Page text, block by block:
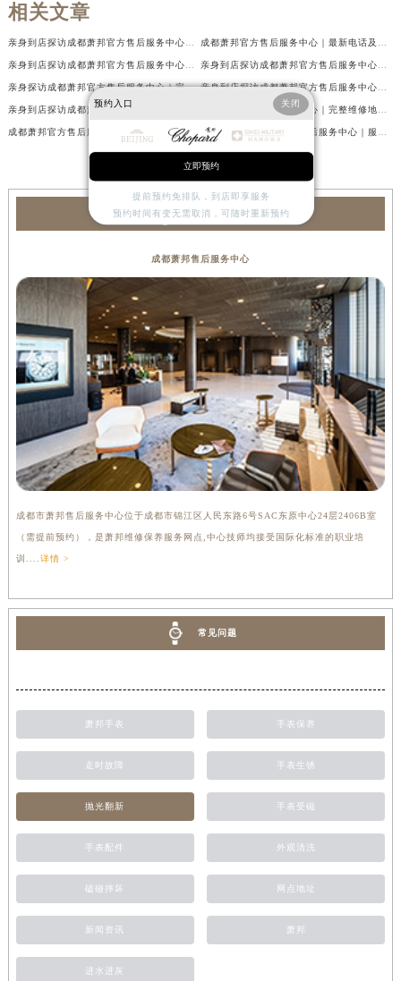
相关文章
亲身探访成都萧邦官方售后服务中心｜完整网点地址及官方热线（2026年7月最新）
成都萧邦官方售后服务中心｜完整官方电话和网点地址权威信息公示（2026年7月最新）
萧邦服务中心
成都萧邦售后服务中心
成都市萧邦售后服务中心位于成都市锦江区人民东路6号SAC东原中心24层2406B室
（需提前预约），是萧邦维修保养服务网点,中心技师均接受国际化标准的职业培
训.... 详情 >
常见问题
萧邦手表 手表保养
走时故障 手表生锈
抛光翻新 手表受磁
手表配件 外观清洗
磕碰摔坏 网点地址
新闻资讯 萧邦
进水进灰
预约入口 关闭
立即预约
提前预约免排队，到店即享服务
预约时间有变无需取消，可随时重新预约